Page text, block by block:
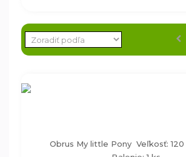
Obrus My little Pony Veľkosť: 120